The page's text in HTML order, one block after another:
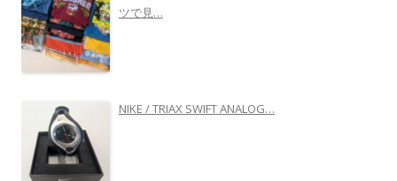
ツで見…
NIKE / TRIAX SWIFT ANALOG…